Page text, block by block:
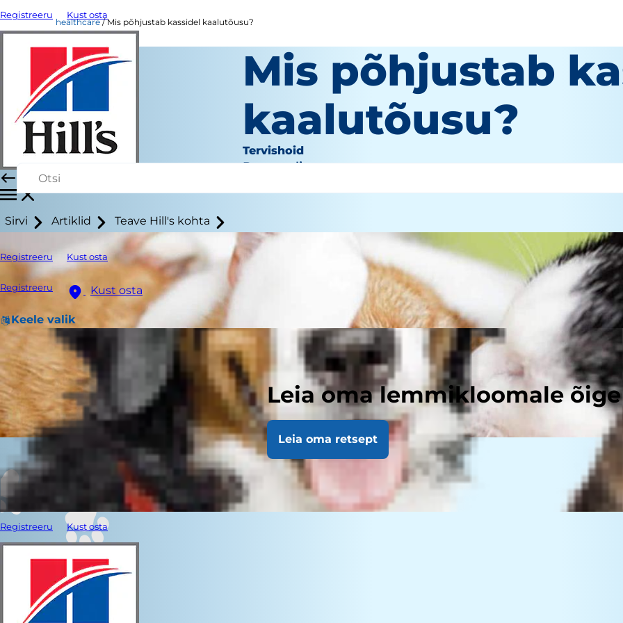
Registreeru Kust osta
Sirvi Artiklid Teave Hill's kohta
Registreeru Kust osta
Registreeru Kust osta
Keele valik
Leia oma lemmikloomale
Leia oma retsept
Registreeru Kust osta
healthcare Mis põhjustab kassidel kaalutõusu?
Mis põhjustab
kaalutõusu?
Tervishoid
Personali autor